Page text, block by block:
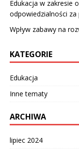
Edukacja w zakresie
odpowiedzialności za
Wpływ zabawy na
KATEGORIE
Edukacja
Inne tematy
ARCHIWA
lipiec 2024